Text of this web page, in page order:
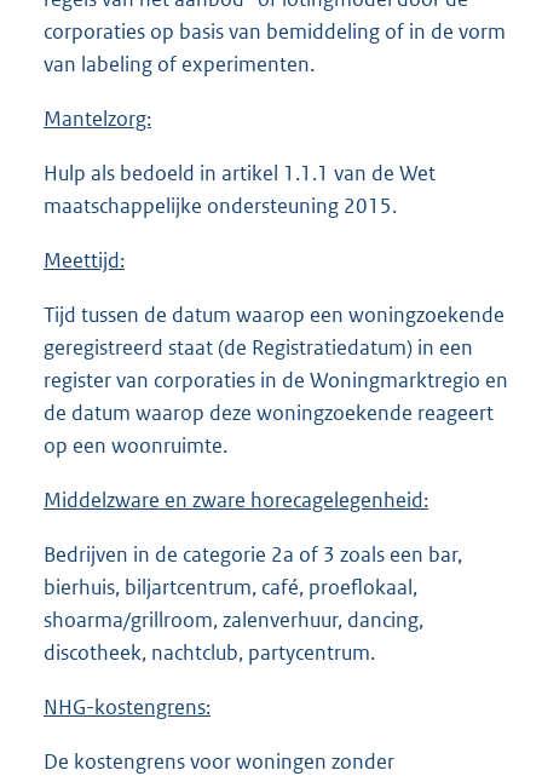
corporaties op basis van bemiddeling of in de vorm
van labeling of experimenten.
Mantelzorg:
Hulp als bedoeld in artikel 1.1.1 van de Wet
maatschappelijke ondersteuning 2015.
Meettijd:
Tijd tussen de datum waarop een woningzoekende
geregistreerd staat (de Registratiedatum) in een
register van corporaties in de Woningmarktregio en
de datum waarop deze woningzoekende reageert
op een woonruimte.
Middelzware en zware horecagelegenheid:
Bedrijven in de categorie 2a of 3 zoals een bar,
bierhuis, biljartcentrum, café, proeflokaal,
shoarma/grillroom, zalenverhuur, dancing,
discotheek, nachtclub, partycentrum.
NHG-kostengrens:
De kostengrens voor woningen zonder